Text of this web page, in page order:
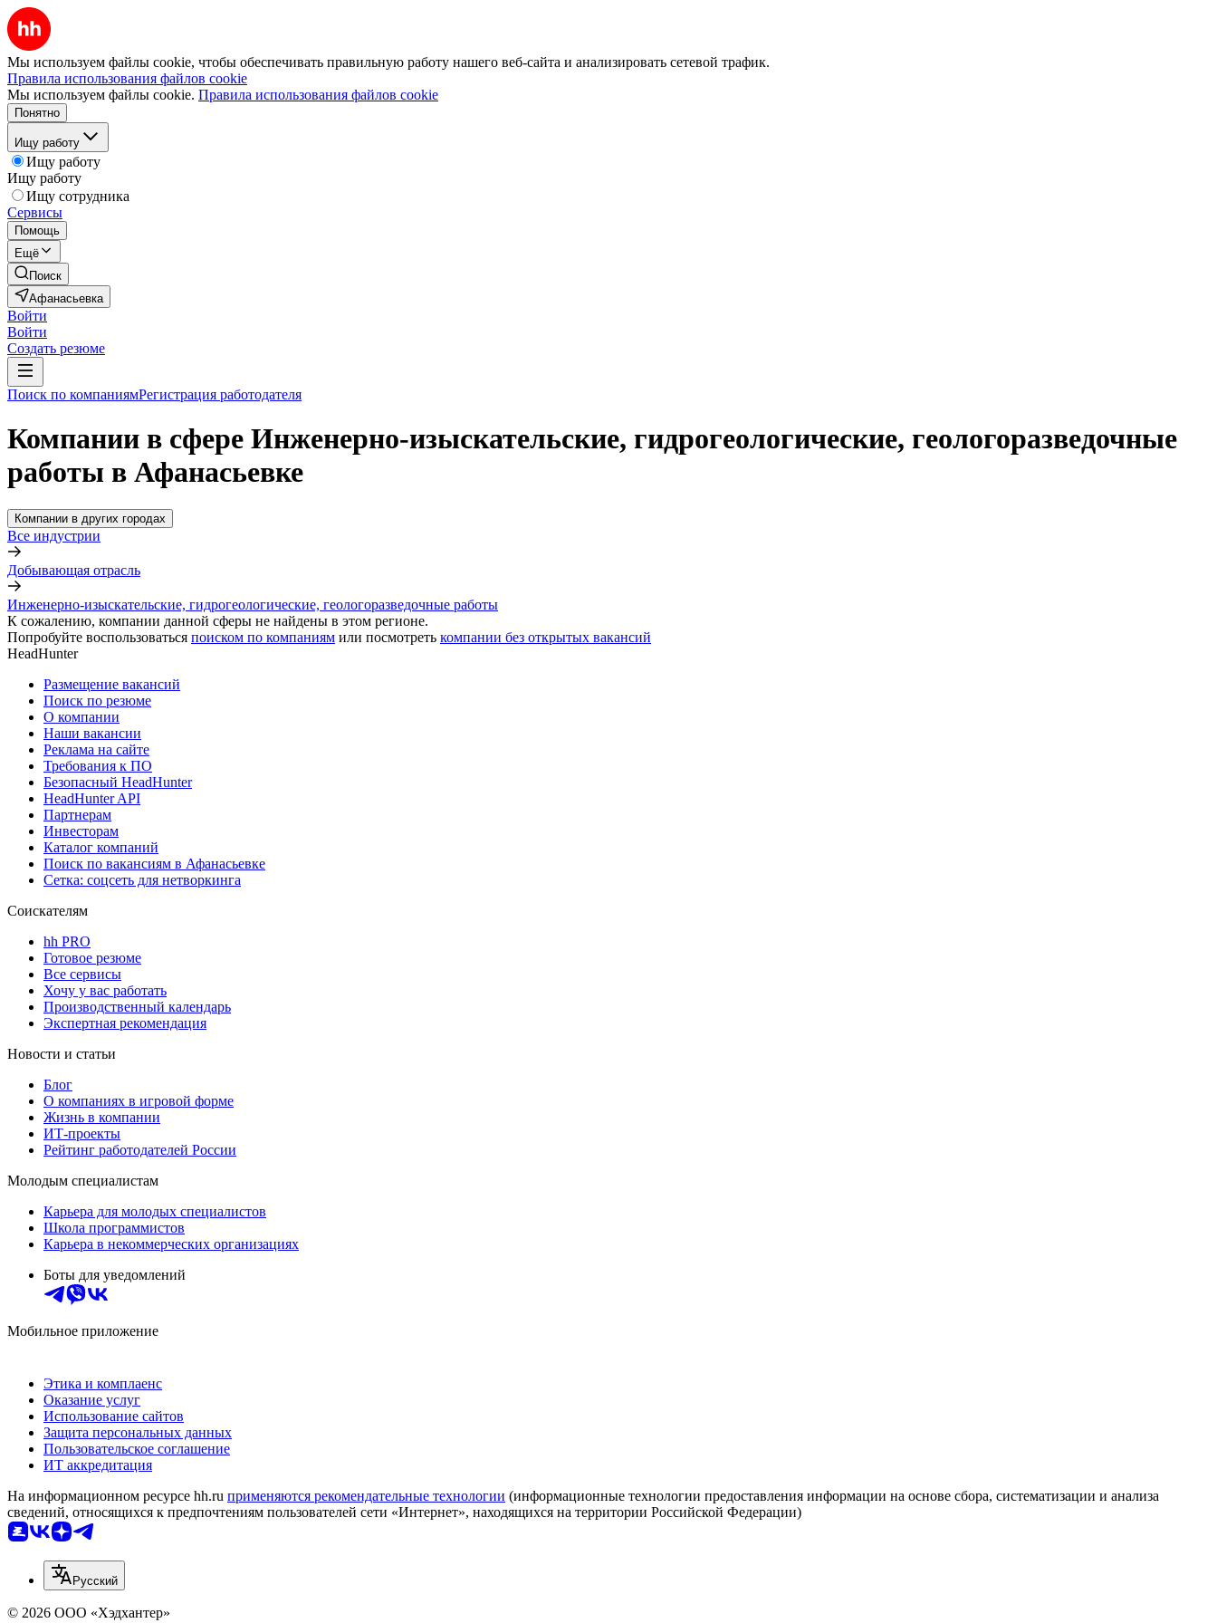
Мы используем файлы cookie, чтобы обеспечивать правильную работу нашего веб-сайта и анализировать сетевой трафик.
Правила использования файлов cookie
Мы используем файлы cookie. Правила использования файлов cookie
Понятно
Ищу работу
Ищу работу
Ищу работу
Ищу сотрудника
Сервисы
Помощь
Ещё
Поиск
Афанасьевка
Войти
Войти
Создать резюме
Поиск по компаниямРегистрация работодателя
Компании в сфере Инженерно-изыскательские, гидрогеологические, геологоразведочные
работы в Афанасьевке
Компании в других городах
Все индустрии
Добывающая отрасль
Инженерно-изыскательские, гидрогеологические, геологоразведочные работы
К сожалению, компании данной сферы не найдены в этом регионе.
Попробуйте воспользоваться поиском по компаниям или посмотреть компании без открытых вакансий
HeadHunter
Размещение вакансий
Поиск по резюме
О компании
Наши вакансии
Реклама на сайте
Требования к ПО
Безопасный HeadHunter
HeadHunter API
Партнерам
Инвесторам
Каталог компаний
Поиск по вакансиям в Афанасьевке
Сетка: соцсеть для нетворкинга
Соискателям
hh PRO
Готовое резюме
Все сервисы
Хочу у вас работать
Производственный календарь
Экспертная рекомендация
Новости и статьи
Блог
О компаниях в игровой форме
Жизнь в компании
ИТ-проекты
Рейтинг работодателей России
Молодым специалистам
Карьера для молодых специалистов
Школа программистов
Карьера в некоммерческих организациях
Боты для уведомлений
Мобильное приложение
Этика и комплаенс
Оказание услуг
Использование сайтов
Защита персональных данных
Пользовательское соглашение
ИТ аккредитация
На информационном ресурсе hh.ru применяются рекомендательные технологии (информационные технологии предоставления информации на основе сбора, систематизации и анализа
сведений, относящихся к предпочтениям пользователей сети «Интернет», находящихся на территории Российской Федерации)
Русский
© 2026 ООО «Хэдхантер»